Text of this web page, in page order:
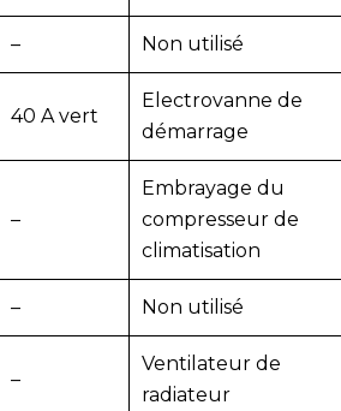
– Non utilisé
40 A vert
Electrovanne de
démarrage
–
Embrayage du
compresseur de
climatisation
– Non utilisé
–
Ventilateur de
radiateur